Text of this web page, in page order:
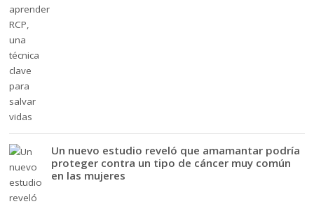
Un nuevo estudio reveló que amamantar podría
proteger contra un tipo de cáncer muy común
en las mujeres